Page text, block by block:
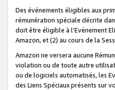
Des événements éligibles aux
rémunération spéciale décrite
doit être éligible à l’Evénement
Amazon, et (2) au cours de la
Amazon ne versera aucune
violation ou de toute autre
ou de logiciels automatisés, les
des Liens Spéciaux présents sur